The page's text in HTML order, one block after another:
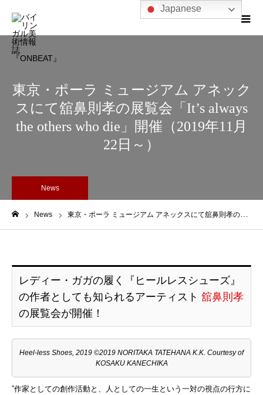
東京・ポーラ ミュージアム アネック
スにて舘鼻則孝の展覧会「It’s always
the others who die」開催（2019年11月
22日～）
News
News 東京・ポーラ ミュージアム アネックスにて舘鼻則孝の展覧会「It’s always the others who die」開催（2019年11月22日～）
レディー・ガガの履く『ヒールレスシューズ』
の作者としても知られるアーティスト 舘鼻則孝
の展覧会が開催！
Heel-less Shoes, 2019 ©2019 NORITAKA TATEHANA K.K. Courtesy of
KOSAKU KANECHIKA
”作家としての創作活動と、人としての一生という一対の視点の行方に
Japanese